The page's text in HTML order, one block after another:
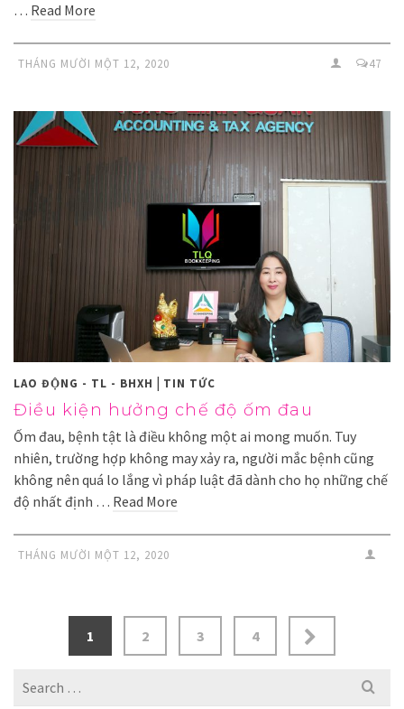
… Read More
THÁNG MƯỜI MỘT 12, 2020 47
LAO ĐỘNG - TL - BHXH | TIN TỨC
Điều kiện hưởng chế độ ốm đau
Ốm đau, bệnh tật là điều không một ai mong muốn. Tuy
nhiên, trường hợp không may xảy ra, người mắc bệnh cũng
không nên quá lo lắng vì pháp luật đã dành cho họ những chế
độ nhất định … Read More
THÁNG MƯỜI MỘT 12, 2020
1 2 3 4
Search